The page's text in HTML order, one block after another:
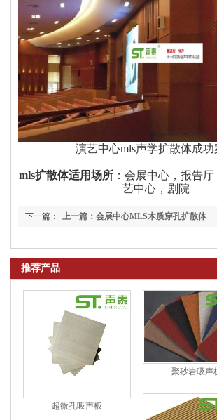
演艺中心mls声学扩散体成功
mls扩散体适用场所 ：会展中心，报告
艺中心，剧院
上一篇：会展中心MLS木质穿孔扩散体
下一篇：
推荐产品
超微孔吸声板
聚砂岩吸声